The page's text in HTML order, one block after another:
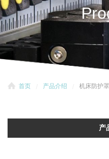
首页 产品介绍 机床防护罩
产